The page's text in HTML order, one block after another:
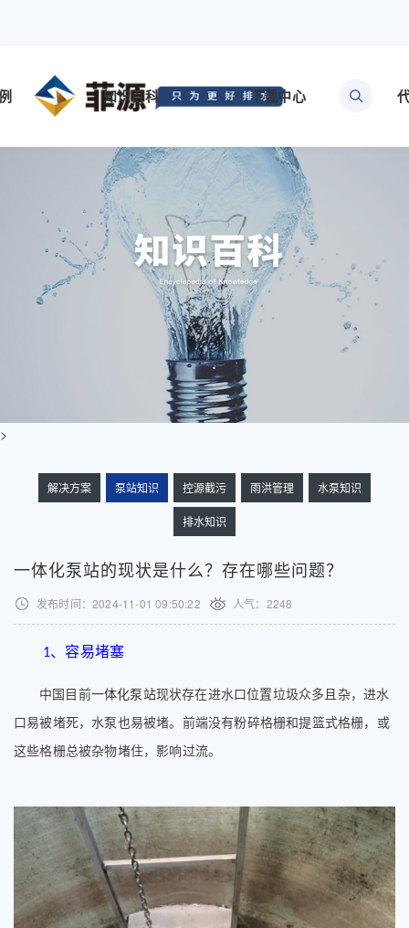
知识百科 下载中心
>
解决方案 泵站知识 控源截污 雨洪管理 水泵知识
排水知识
一体化泵站的现状是什么？存在哪些问题？
发布时间：2024-11-01 09:50:22 人气： 2248
1、容易堵塞
中国目前一体化泵站现状存在进水口位置垃圾众多且杂，进水
口易被堵死，水泵也易被堵。前端没有粉碎格栅和提篮式格栅，或
这些格栅总被杂物堵住，影响过流。